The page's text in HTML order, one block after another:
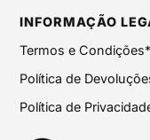
INFORMAÇÃO
Termos e Condições*
Política de
Política de